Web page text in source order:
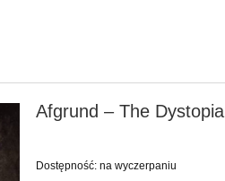
Afgrund ‎– The
Dostępność: na wyczerpaniu